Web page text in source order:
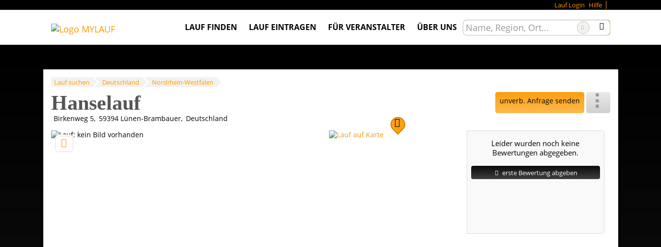
Lauf Login Hilfe
LAUF FINDEN LAUF EINTRAGEN FÜR VERANSTALTER ÜBER UNS
Lauf suchen Deutschland Nordrhein-Westfalen
Hanselauf
Birkenweg 5 59394 Lünen-Brambauer Deutschland
unverb. Anfrage senden
Leider wurden noch keine
Bewertungen abgegeben.
erste Bewertung abgeben